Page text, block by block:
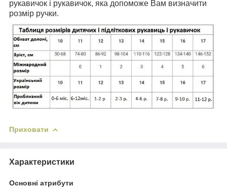
рукавичок і рукавичок, яка допоможе Вам визначити
розмір ручки.
Приховати
Характеристики
Основні атрибути